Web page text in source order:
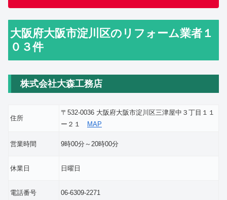
大阪府大阪市淀川区のリフォーム業者１
０３件
株式会社大森工務店
住所
〒532-0036 大阪府大阪市淀川区三津屋中３丁目１１
ー２１
MAP
営業時間 9時00分～20時00分
休業日 日曜日
電話番号 06-6309-2271